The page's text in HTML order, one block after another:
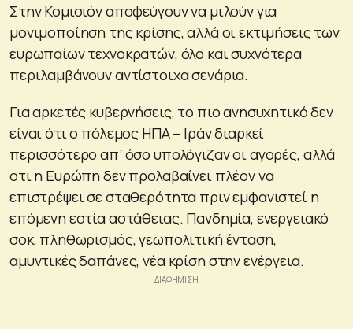
Στην Κομισιόν αποφεύγουν να μιλούν για
μονιμοποίηση της κρίσης, αλλά οι εκτιμήσεις των
ευρωπαίων τεχνοκρατών, όλο και συχνότερα
περιλαμβάνουν αντίστοιχα σενάρια.
Για αρκετές κυβερνήσεις, το πιο ανησυχητικό δεν
είναι ότι ο πόλεμος ΗΠΑ – Ιράν διαρκεί
περισσότερο απ’ όσο υπολόγιζαν οι αγορές, αλλά
οτι η Ευρώπη δεν προλαβαίνει πλέον να
επιστρέψει σε σταθερότητα πριν εμφανιστεί η
επόμενη εστία αστάθειας. Πανδημία, ενεργειακό
σοκ, πληθωρισμός, γεωπολιτική ένταση,
αμυντικές δαπάνες, νέα κρίση στην ενέργεια.